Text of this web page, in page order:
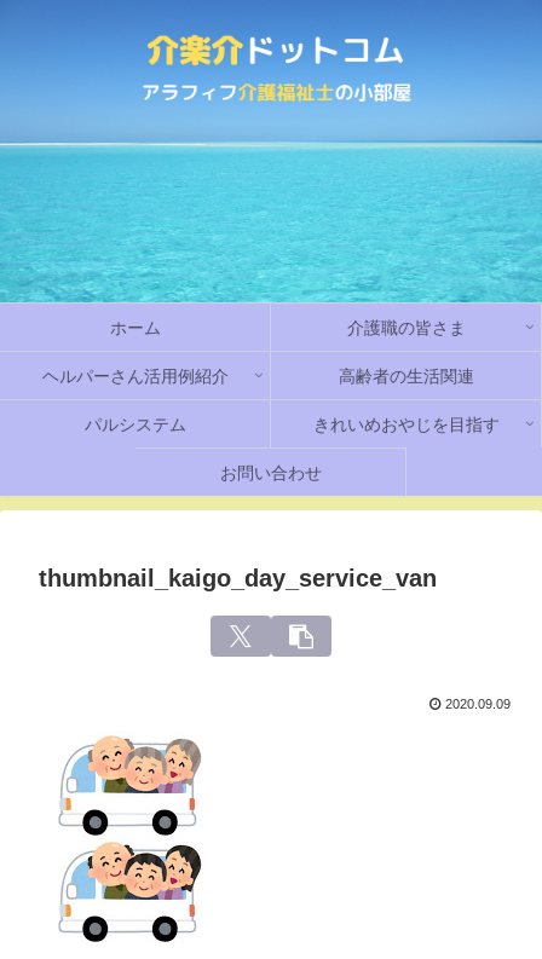
ホーム 介護職の皆さま
ヘルパーさん活用例紹介 高齢者の生活関連
パルシステム きれいめおやじを目指す
お問い合わせ
thumbnail_kaigo_day_service_van
2020.09.09